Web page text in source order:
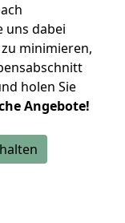
uns dabei
minimieren,
holen Sie
Angebote!